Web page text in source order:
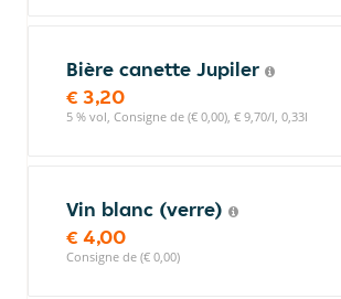
Bière canette Jupiler
€ 3,20
5 % vol, Consigne de (€ 0,00), € 9,70/l, 0,33l
Vin blanc (verre)
€ 4,00
Consigne de (€ 0,00)